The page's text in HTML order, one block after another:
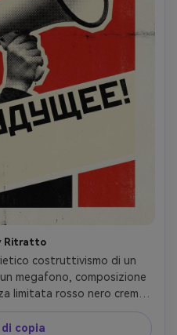
Ritratto
costruttivismo di un
megafono, composizione
limitata rosso nero crema,
faccia ritagliata
a mezzo tono, blocchi
copia